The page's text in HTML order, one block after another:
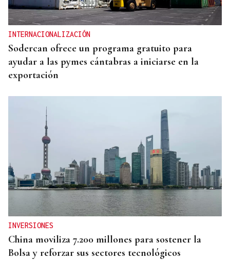
INTERNACIONALIZACIÓN
Sodercan ofrece un programa gratuito para
ayudar a las pymes cántabras a iniciarse en la
exportación
INVERSIONES
China moviliza 7.200 millones para sostener la
Bolsa y reforzar sus sectores tecnológicos